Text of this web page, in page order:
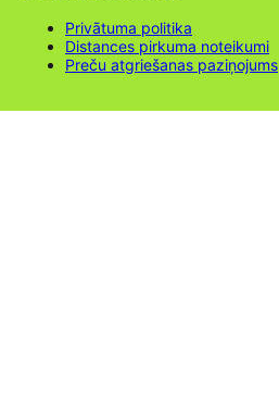
Privātuma politika
Distances pirkuma noteikumi
Preču atgriešanas paziņojums